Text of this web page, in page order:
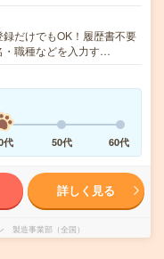
だけでもOK！履歴書不要
職種などを入力す…
代 50代 60代
詳しく見る
製造事業部（全国）